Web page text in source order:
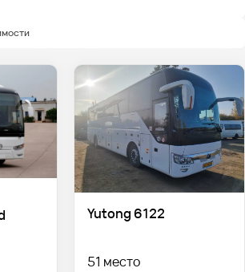
Yutong 6122
51 место